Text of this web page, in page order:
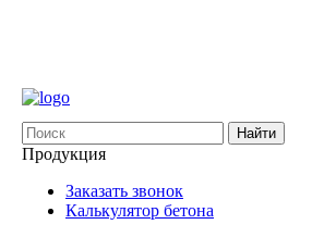
Найти
Продукция
Заказать звонок
Калькулятор бетона